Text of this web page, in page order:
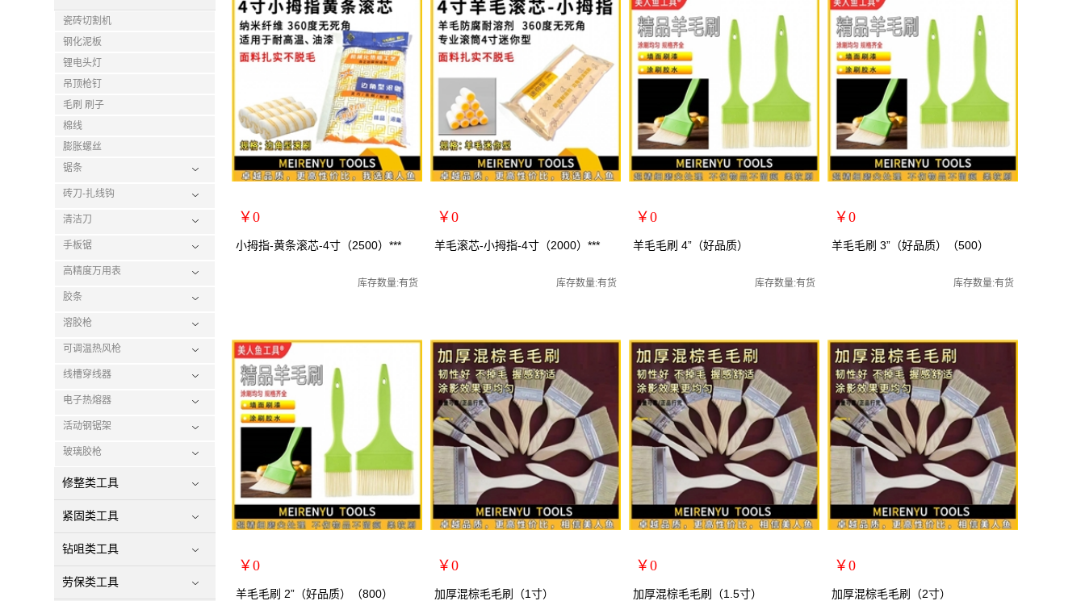
瓷砖切割机
钢化泥板
锂电头灯
吊顶枪钉
毛刷 刷子
棉线
膨胀螺丝
锯条
砖刀-扎线钩
清洁刀
手板锯
高精度万用表
胶条
溶胶枪
可调温热风枪
线槽穿线器
电子热熔器
活动钢锯架
玻璃胶枪
修整类工具
紧固类工具
钻咀类工具
劳保类工具
￥0
扩展说明：
单位：
小拇指-黄条滚芯-4寸（2500）***
库存数量:有货
￥0
扩展说明：
单位：
羊毛滚芯-小拇指-4寸（2000）***
库存数量:有货
￥0
扩展说明：
关键词：羊毛刷毛刷子毛刷 刷子
单位：
羊毛毛刷 4”（好品质）
库存数量:有货
￥0
扩展说明：
关键词：羊毛刷毛刷子毛刷 刷子
单位：
羊毛毛刷 3”（好品质）（500）
库存数量:有货
￥0
扩展说明：
羊毛毛刷 2”（好品质）（800）
￥0
扩展说明：
加厚混棕毛毛刷（1寸）
￥0
扩展说明：
加厚混棕毛毛刷（1.5寸）
￥0
扩展说明：
加厚混棕毛毛刷（2寸）